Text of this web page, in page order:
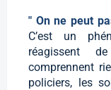
" On ne peut
C’est un
réagissent
comprennent
policiers, les